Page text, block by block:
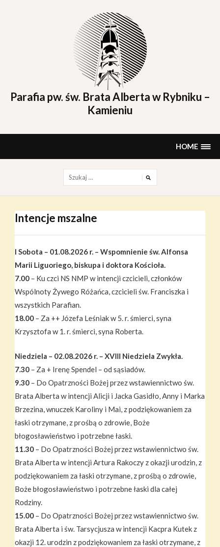
to
content
Parafia pw. św. Brata Alberta w Rybniku –
Kamieniu
HOME
Intencje mszalne
I Sobota – 01.08.2026 r. – Wspomnienie św. Alfonsa
Marii Liguoriego, biskupa i doktora Kościoła.
7.00 – Ku czci NS NMP w intencji czcicieli, członków
Wspólnoty Żywego Różańca, czcicieli św. Franciszka i
wszystkich Parafian.
18.00 – Za ++ Józefa Leśniak w 5. r. śmierci, syna
Krzysztofa w 1. r. śmierci, syna Roberta.
Niedziela – 02.08.2026 r. – XVIII Niedziela Zwykła.
7.30 – Za + Irenę Spendel – od sąsiadów.
9.30 – Do Opatrzności Bożej przez wstawiennictwo św.
Brata Alberta w intencji Alicji i Jacka Gasidło, Anny i Marka
Brzezina, wnuczek Karoliny i Mai, z podziękowaniem za
łaski otrzymane, z prośbą o zdrowie, Boże
błogosławieństwo i potrzebne łaski.
11.30 – Do Opatrzności Bożej przez wstawiennictwo św.
Brata Alberta w intencji Artura Rakoczy z okazji urodzin, z
podziękowaniem za łaski otrzymane, z prośbą o zdrowie,
Boże błogosławieństwo i potrzebne łaski dla całej
Rodziny.
15.00 – Do Opatrzności Bożej przez wstawiennictwo św.
Brata Alberta i św. Tarsycjusza w intencji Kacpra Kutek z
okazji 12. urodzin z podziękowaniem za łaski otrzymane, z